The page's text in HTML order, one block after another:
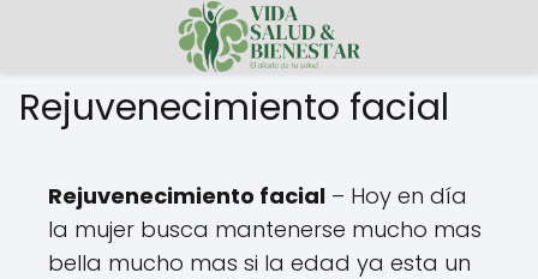
Rejuvenecimiento facial
Rejuvenecimiento facial – Hoy en día
la mujer busca mantenerse mucho mas
bella mucho mas si la edad ya esta un